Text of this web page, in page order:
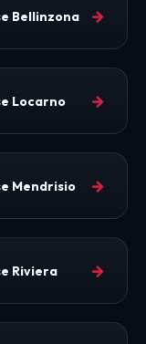
Bellinzona →
Locarno →
Mendrisio →
Riviera →